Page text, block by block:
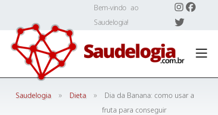
content
Bem-vindo ao
Saudelogia!
Saudelogia » Dieta »
Dia da Banana: como usar a
fruta para conseguir